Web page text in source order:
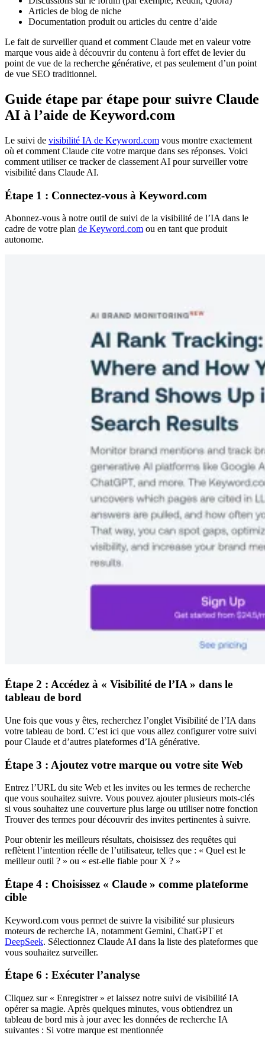
Articles de blog de niche
Documentation produit ou articles du centre d’aide
Le fait de surveiller quand et comment Claude met en valeur votre
marque vous aide à découvrir du contenu à fort effet de levier du
point de vue de la recherche générative, et pas seulement d’un point
de vue SEO traditionnel.
Guide étape par étape pour suivre Claude
AI à l’aide de Keyword.com
Le suivi de visibilité IA de Keyword.com vous montre exactement
où et comment Claude cite votre marque dans ses réponses. Voici
comment utiliser ce tracker de classement AI pour surveiller votre
visibilité dans Claude AI.
Étape 1 : Connectez-vous à Keyword.com
Abonnez-vous à notre outil de suivi de la visibilité de l’IA dans le
cadre de votre plan de Keyword.com ou en tant que produit
autonome.
Étape 2 : Accédez à « Visibilité de l’IA » dans le
tableau de bord
Une fois que vous y êtes, recherchez l’onglet Visibilité de l’IA dans
votre tableau de bord. C’est ici que vous allez configurer votre suivi
pour Claude et d’autres plateformes d’IA générative.
Étape 3 : Ajoutez votre marque ou votre site Web
Entrez l’URL du site Web et les invites ou les termes de recherche
que vous souhaitez suivre. Vous pouvez ajouter plusieurs mots-clés
si vous souhaitez une couverture plus large ou utiliser notre fonction
Trouver des termes pour découvrir des invites pertinentes à suivre.
Pour obtenir les meilleurs résultats, choisissez des requêtes qui
reflètent l’intention réelle de l’utilisateur, telles que : « Quel est le
meilleur outil ? » ou « est-elle fiable pour X ? »
Étape 4 : Choisissez « Claude » comme plateforme
cible
Keyword.com vous permet de suivre la visibilité sur plusieurs
moteurs de recherche IA, notamment Gemini, ChatGPT et
DeepSeek. Sélectionnez Claude AI dans la liste des plateformes que
vous souhaitez surveiller.
Étape 6 : Exécuter l’analyse
Cliquez sur « Enregistrer » et laissez notre suivi de visibilité IA
opérer sa magie. Après quelques minutes, vous obtiendrez un
tableau de bord mis à jour avec les données de recherche IA
suivantes : Si votre marque est mentionnée